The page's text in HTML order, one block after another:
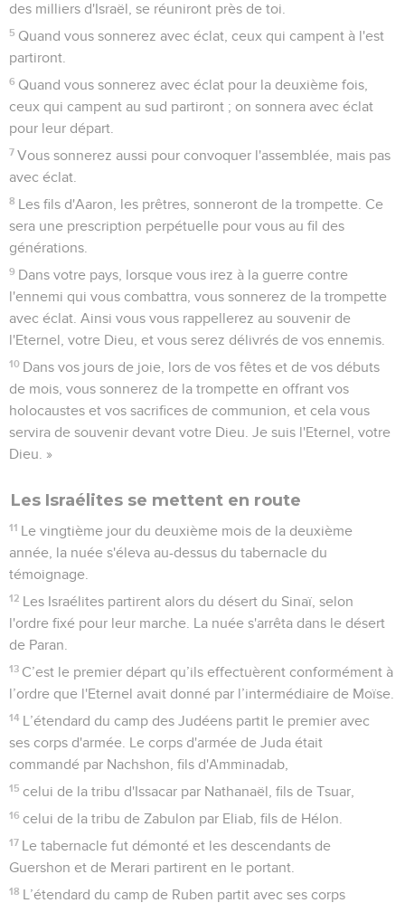
des milliers d'Israël, se réuniront près de toi.
5 Quand vous sonnerez avec éclat, ceux qui campent à l'est
partiront.
6 Quand vous sonnerez avec éclat pour la deuxième fois,
ceux qui campent au sud partiront ; on sonnera avec éclat
pour leur départ.
7 Vous sonnerez aussi pour convoquer l'assemblée, mais pas
avec éclat.
8 Les fils d'Aaron, les prêtres, sonneront de la trompette. Ce
sera une prescription perpétuelle pour vous au fil des
générations.
9 Dans votre pays, lorsque vous irez à la guerre contre
l'ennemi qui vous combattra, vous sonnerez de la trompette
avec éclat. Ainsi vous vous rappellerez au souvenir de
l'Eternel, votre Dieu, et vous serez délivrés de vos ennemis.
10 Dans vos jours de joie, lors de vos fêtes et de vos débuts
de mois, vous sonnerez de la trompette en offrant vos
holocaustes et vos sacrifices de communion, et cela vous
servira de souvenir devant votre Dieu. Je suis l'Eternel, votre
Dieu. »
Les Israélites se mettent en route
11 Le vingtième jour du deuxième mois de la deuxième
année, la nuée s'éleva au-dessus du tabernacle du
témoignage.
12 Les Israélites partirent alors du désert du Sinaï, selon
l'ordre fixé pour leur marche. La nuée s'arrêta dans le désert
de Paran.
13 C’est le premier départ qu’ils effectuèrent conformément à
l’ordre que l'Eternel avait donné par l’intermédiaire de Moïse.
14 L’étendard du camp des Judéens partit le premier avec
ses corps d'armée. Le corps d'armée de Juda était
commandé par Nachshon, fils d'Amminadab,
15 celui de la tribu d'Issacar par Nathanaël, fils de Tsuar,
16 celui de la tribu de Zabulon par Eliab, fils de Hélon.
17 Le tabernacle fut démonté et les descendants de
Guershon et de Merari partirent en le portant.
18 L’étendard du camp de Ruben partit avec ses corps